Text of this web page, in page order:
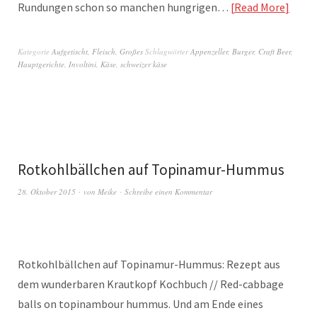
Rundungen schon so manchen hungrigen… Read More
Kategorie Aufgetischt, Fleisch, Großes SchlagwörterAppenzeller, Burger, Craft Beer,
Hauptgerichte, Involtini, Käse, schweizer käse
Rotkohlbällchen auf Topinamur-Hummus
28. Oktober 2015 von Meike Schreibe einen Kommentar
Rotkohlbällchen auf Topinamur-Hummus: Rezept aus
dem wunderbaren Krautkopf Kochbuch // Red-cabbage
balls on topinambour hummus. Und am Ende eines